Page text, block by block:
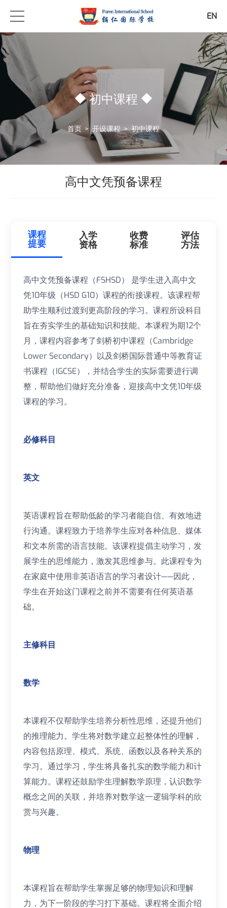
EN
初中课程
首页 >开设课程>初中课程
高中文凭预备课程
课程
提要
入学
资格
收费
标准
评估
方法
高中文凭预备课程（FSHSD） 是学生进入高中文
凭10年级（HSD G10）课程的衔接课程。该课程帮
助学生顺利过渡到更高阶段的学习。课程所设科目
旨在夯实学生的基础知识和技能。本课程为期12个
月，课程内容参考了剑桥初中课程（Cambridge
Lower Secondary）以及剑桥国际普通中等教育证
书课程（IGCSE），并结合学生的实际需要进行调
整，帮助他们做好充分准备，迎接高中文凭10年级
课程的学习。
必修科目
英文
英语课程旨在帮助低龄的学习者能自信、有效地进
行沟通。课程致力于培养学生应对各种信息、媒体
和文本所需的语言技能。该课程提倡主动学习，发
展学生的思维能力，激发其思维参与。此课程专为
在家庭中使用非英语语言的学习者设计——因此，
学生在开始这门课程之前并不需要有任何英语基
础。
主修科目
数学
本课程不仅帮助学生培养分析性思维，还提升他们
的推理能力。学生将对数学建立起整体性的理解，
内容包括原理、模式、系统、函数以及各种关系的
学习。通过学习，学生将具备扎实的数学能力和计
算能力。课程还鼓励学生理解数学原理，认识数学
概念之间的关联，并培养对数学这一逻辑学科的欣
赏与兴趣。
物理
本课程旨在帮助学生掌握足够的物理知识和理解
力，为下一阶段的学习打下基础。课程将全面介绍